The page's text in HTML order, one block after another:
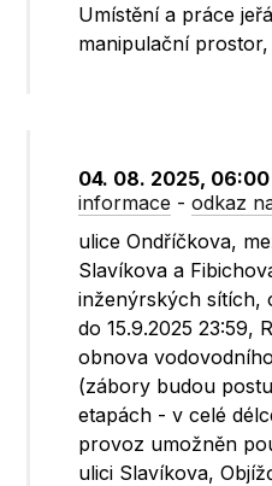
Umístění a práce
manipulační
04. 08. 2025, 06:00
informace -odkaz
ulice Ondříčkova,
Slavíkova a
inženýrských sítích,
do 15.9.2025 23:59,
obnova
(zábory budou
etapách - v celé
provoz umožněn
ulici Slavíkova,